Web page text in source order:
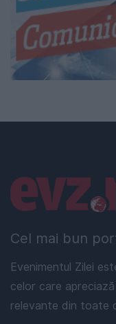
Cel mai bun
Evenimentul Zilei
celor care
relevante din toate
Linkuri utile